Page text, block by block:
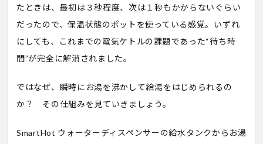
たときは、最初は３秒程度、次は１秒もかからないぐらい
だったので、保温状態のポットを使っている感覚。いずれ
にしても、これまでの電気ケトルの課題であった“待ち時
間”が完全に解消されました。
ではなぜ、瞬時にお湯を沸かして給湯をはじめられるの
か？ その仕組みを見ていきましょう。
SmartHot ウォーターディスペンサーの給水タンクからお湯